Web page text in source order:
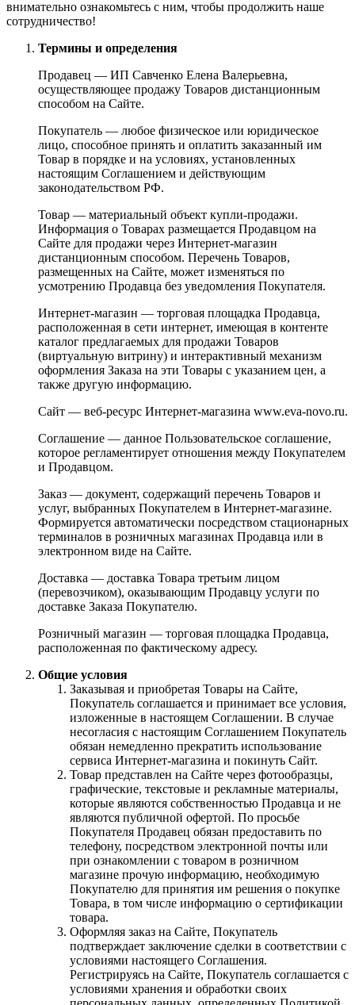
внимательно ознакомьтесь с ним, чтобы продолжить наше
сотрудничество!
Термины и определения
Продавец — ИП Савченко Елена Валерьевна,
осуществляющее продажу Товаров дистанционным
способом на Сайте.
Покупатель — любое физическое или юридическое
лицо, способное принять и оплатить заказанный им
Товар в порядке и на условиях, установленных
настоящим Соглашением и действующим
законодательством РФ.
Товар — материальный объект купли-продажи.
Информация о Товарах размещается Продавцом на
Сайте для продажи через Интернет-магазин
дистанционным способом. Перечень Товаров,
размещенных на Сайте, может изменяться по
усмотрению Продавца без уведомления Покупателя.
Интернет-магазин — торговая площадка Продавца,
расположенная в сети интернет, имеющая в контенте
каталог предлагаемых для продажи Товаров
(виртуальную витрину) и интерактивный механизм
оформления Заказа на эти Товары с указанием цен, а
также другую информацию.
Сайт — веб-ресурс Интернет-магазина www.eva-novo.ru.
Соглашение — данное Пользовательское соглашение,
которое регламентирует отношения между Покупателем
и Продавцом.
Заказ — документ, содержащий перечень Товаров и
услуг, выбранных Покупателем в Интернет-магазине.
Формируется автоматически посредством стационарных
терминалов в розничных магазинах Продавца или в
электронном виде на Сайте.
Доставка — доставка Товара третьим лицом
(перевозчиком), оказывающим Продавцу услуги по
доставке Заказа Покупателю.
Розничный магазин — торговая площадка Продавца,
расположенная по фактическому адресу.
Общие условия
Заказывая и приобретая Товары на Сайте,
Покупатель соглашается и принимает все условия,
изложенные в настоящем Соглашении. В случае
несогласия с настоящим Соглашением Покупатель
обязан немедленно прекратить использование
сервиса Интернет-магазина и покинуть Сайт.
Товар представлен на Сайте через фотообразцы,
графические, текстовые и рекламные материалы,
которые являются собственностью Продавца и не
являются публичной офертой. По просьбе
Покупателя Продавец обязан предоставить по
телефону, посредством электронной почты или
при ознакомлении с товаром в розничном
магазине прочую информацию, необходимую
Покупателю для принятия им решения о покупке
Товара, в том числе информацию о сертификации
товара.
Оформляя заказ на Сайте, Покупатель
подтверждает заключение сделки в соответствии с
условиями настоящего Соглашения.
Регистрируясь на Сайте, Покупатель соглашается с
условиями хранения и обработки своих